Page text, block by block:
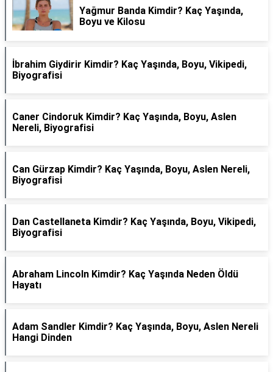
Yağmur Banda Kimdir? Kaç Yaşında,
Boyu ve Kilosu
İbrahim Giydirir Kimdir? Kaç Yaşında, Boyu, Vikipedi,
Biyografisi
Caner Cindoruk Kimdir? Kaç Yaşında, Boyu, Aslen
Nereli, Biyografisi
Can Gürzap Kimdir? Kaç Yaşında, Boyu, Aslen Nereli,
Biyografisi
Dan Castellaneta Kimdir? Kaç Yaşında, Boyu, Vikipedi,
Biyografisi
Abraham Lincoln Kimdir? Kaç Yaşında Neden Öldü
Hayatı
Adam Sandler Kimdir? Kaç Yaşında, Boyu, Aslen Nereli
Hangi Dinden